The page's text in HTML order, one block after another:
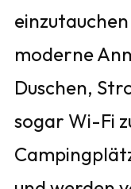
moderne
Duschen,
sogar Wi-Fi